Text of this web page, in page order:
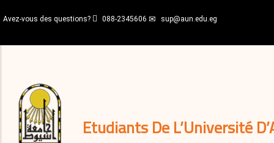
au
principal
Avez-vous des questions? 088-2345606 sup@aun.edu.eg
Etudiants De L’Université
décisions
Expatriés
Journal